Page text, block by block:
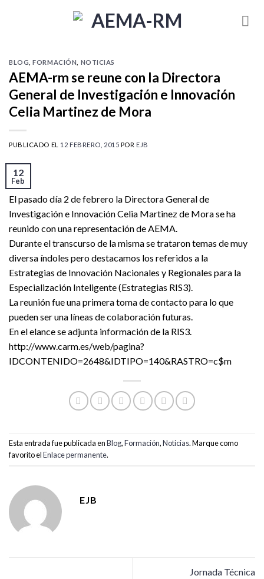
BLOG ,FORMACIÓN NOTICIAS
AEMA-rm se reune con la Directora
General de Investigación e Innovación
Celia Martinez de Mora
PUBLICADO EL 12 FEBRERO, 2015 POR EJB
12
Feb
El pasado día 2 de febrero la Directora General de
Investigación e Innovación Celia Martinez de Mora se ha
reunido con una representación de AEMA.
Durante el transcurso de la misma se trataron temas de muy
diversa índoles pero destacamos los referidos a la
Estrategias de Innovación Nacionales y Regionales para la
Especialización Inteligente (Estrategias RIS3).
La reunión fue una primera toma de contacto para lo que
pueden ser una líneas de colaboración futuras.
En el elance se adjunta información de la RIS3.
http://www.carm.es/web/pagina?
IDCONTENIDO=2648&IDTIPO=140&RASTRO=c$m
Esta entrada fue publicada enBlog,Formación,Noticias. Marque como
favorito elEnlace permanente.
EJB
Jornada Técnica